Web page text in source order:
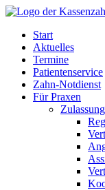
Start
Aktuelles
Termine
Patientenservice
Zahn-Notdienst
Für Praxen
Zulassung